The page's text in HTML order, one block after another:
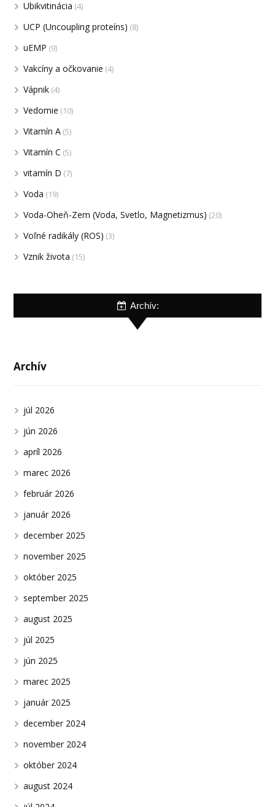
Ubikvitinácia (4)
UCP (Uncoupling proteíns) (8)
uEMP (9)
Vakcíny a očkovanie (4)
Vápnik (4)
Vedomie (10)
Vitamín A (5)
Vitamín C (5)
vitamín D (7)
Voda (19)
Voda-Oheň-Zem (Voda, Svetlo, Magnetizmus) (20)
Voľné radikály (ROS) (3)
Vznik života (15)
Archív:
Archív
júl 2026
jún 2026
apríl 2026
marec 2026
február 2026
január 2026
december 2025
november 2025
október 2025
september 2025
august 2025
júl 2025
jún 2025
marec 2025
január 2025
december 2024
november 2024
október 2024
august 2024